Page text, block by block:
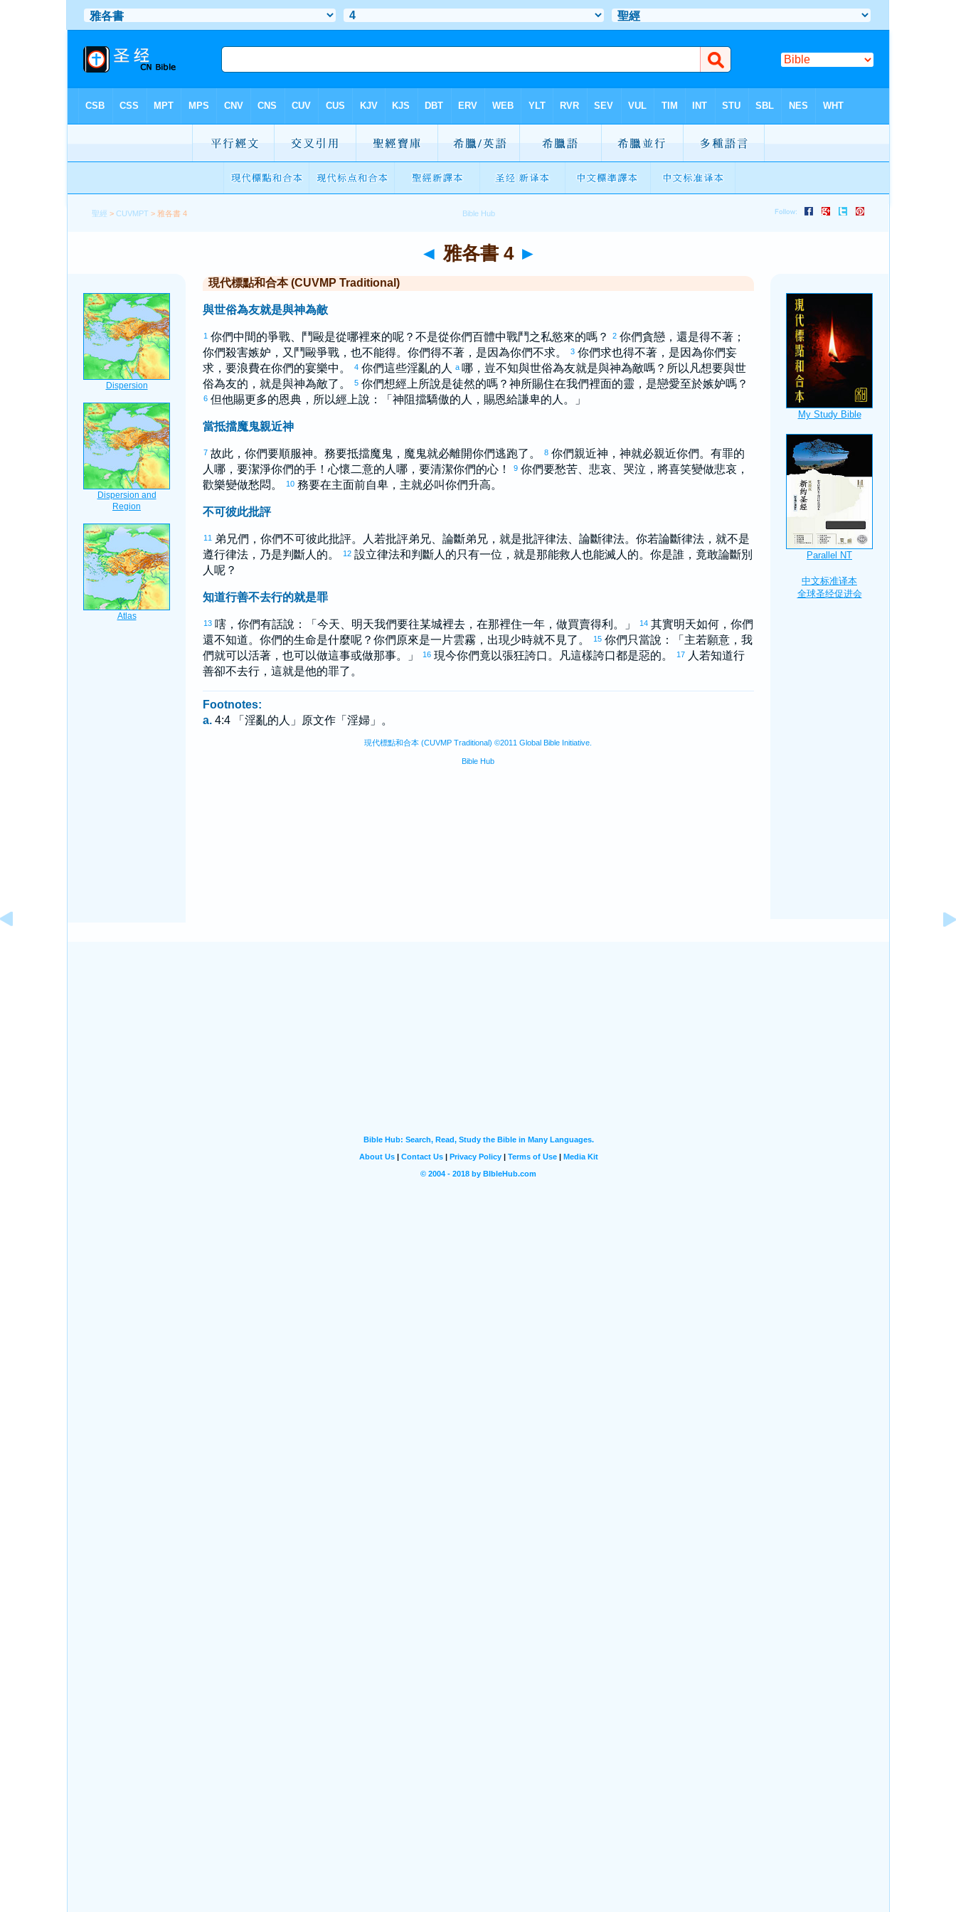
聖經 >CUVMPT > 雅各書 4
◄ 雅各書 4 ►
現代標點和合本 (CUVMP Traditional)
與世俗為友就是與神為敵
1 你們中間的爭戰、鬥毆是從哪裡來的呢？不是從你們百體中戰鬥之私慾來的嗎？ 2 你們貪戀，還是得不著；
你們殺害嫉妒，又鬥毆爭戰，也不能得。你們得不著，是因為你們不求。
3 你們求也得不著，是因為你們妄
求，要浪費在你們的宴樂中。
4 你們這些淫亂的人 a 哪，豈不知與世俗為友就是與神為敵嗎？所以凡想要與世
俗為友的，就是與神為敵了。
5 你們想經上所說是徒然的嗎？神所賜住在我們裡面的靈，是戀愛至於嫉妒嗎？
6 但他賜更多的恩典，所以經上說：「神阻擋驕傲的人，賜恩給謙卑的人。」
當抵擋魔鬼親近神
7 故此，你們要順服神。務要抵擋魔鬼，魔鬼就必離開你們逃跑了。 8 你們親近神，神就必親近你們。有罪的
人哪，要潔淨你們的手！心懷二意的人哪，要清潔你們的心！
9 你們要愁苦、悲哀、哭泣，將喜笑變做悲哀，
歡樂變做愁悶。
10 務要在主面前自卑，主就必叫你們升高。
不可彼此批評
11
弟兄們，你們不可彼此批評。人若批評弟兄、論斷弟兄，就是批評律法、論斷律法。你若論斷律法，就不是
遵行律法，乃是判斷人的。
12 設立律法和判斷人的只有一位，就是那能救人也能滅人的。你是誰，竟敢論斷別
人呢？
知道行善不去行的就是罪
13 嗐，你們有話說：「今天、明天我們要往某城裡去，在那裡住一年，做買賣得利。」 14 其實明天如何，你們
還不知道。你們的生命是什麼呢？你們原來是一片雲霧，出現少時就不見了。
15 你們只當說：「主若願意，我
們就可以活著，也可以做這事或做那事。」
16 現今你們竟以張狂誇口。凡這樣誇口都是惡的。 17 人若知道行
善卻不去行，這就是他的罪了。
Footnotes:
a. 4:4 「淫亂的人」原文作「淫婦」。
現代標點和合本 (CUVMP Traditional) ©2011 Global Bible Initiative.
Bible Hub